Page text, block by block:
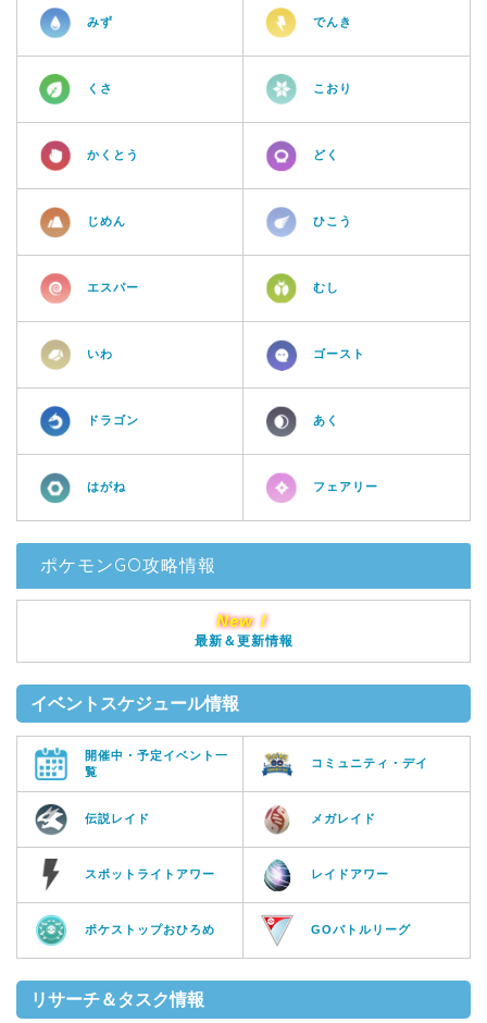
みず でんき
くさ こおり
かくとう どく
じめん ひこう
エスパー むし
いわ ゴースト
ドラゴン あく
はがね フェアリー
ポケモンGO攻略情報
New！
最新＆更新情報
イベントスケジュール情報
開催中・予定イベント一
覧
コミュニティ・デイ
伝説レイド メガレイド
スポットライトアワー レイドアワー
ポケストップおひろめ GOバトルリーグ
リサーチ＆タスク情報